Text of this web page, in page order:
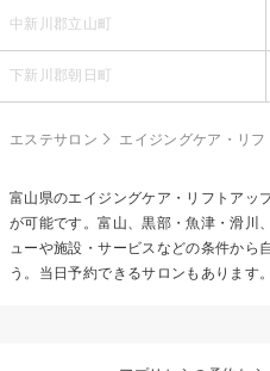
中新川郡立山町
下新川郡朝日町
エステサロン エイジングケア・リ
富山県のエイジングケア・リフトアッ
が可能です。富山、黒部・魚津・滑川
ューや施設・サービスなどの条件から
う。当日予約できるサロンもあります。